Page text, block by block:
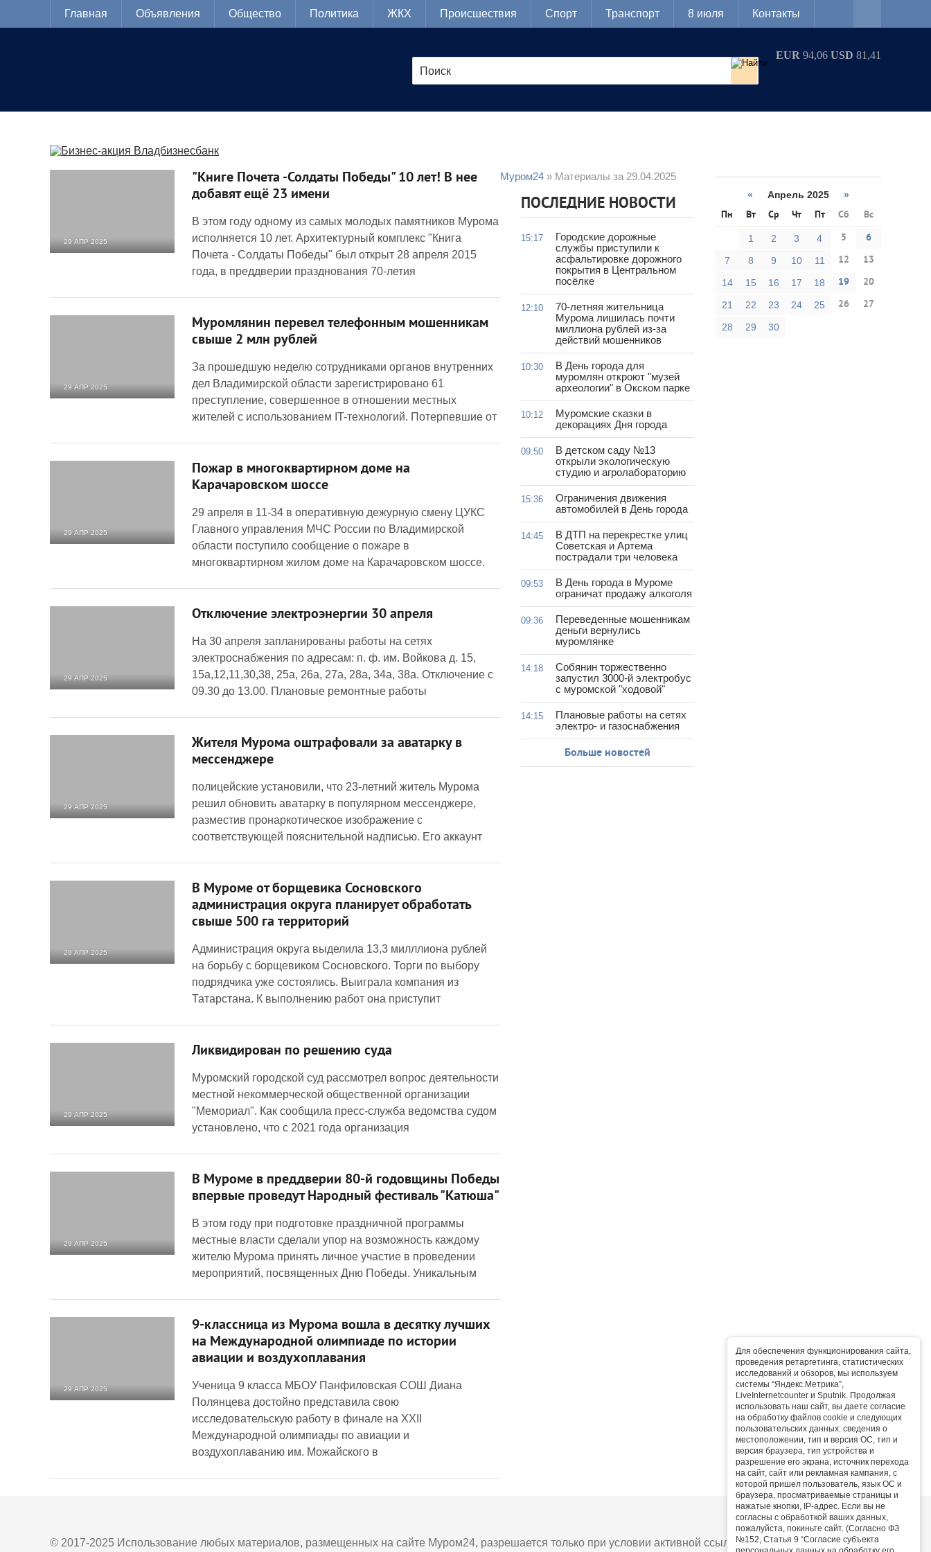
Для обеспечения функционирования сайта,
проведения ретаргетинга, статистических
исследований и обзоров, мы используем
системы “Яндекс.Метрика”,
LiveInternetcounter и Sputnik. Продолжая
использовать наш сайт, вы даете согласие
на обработку файлов cookie и следующих
пользовательских данных: сведения о
местоположении, тип и версия ОС, тип и
версия браузера, тип устройства и
разрешение его экрана, источник перехода
на сайт, сайт или рекламная кампания, с
которой пришел пользователь, язык ОС и
браузера, просматриваемые страницы и
нажатые кнопки, IP-адрес. Если вы не
согласны с обработкой ваших данных,
пожалуйста, покиньте сайт. (Согласно ФЗ
№152, Статья 9 “Согласие субъекта
Главная Объявления Общество Политика ЖКХ Происшествия Спорт Транспорт 8 июля Контакты
EUR 94,06 USD 81,41
Муром24 » Материалы за 29.04.2025
29 АПР 2025
"Книге Почета -Солдаты Победы" 10 лет! В нее
добавят ещё 23 имени
В этом году одному из самых молодых памятников Мурома
исполняется 10 лет. Архитектурный комплекс "Книга
Почета - Солдаты Победы" был открыт 28 апреля 2015
года, в преддверии празднования 70-летия
29 АПР 2025
Муромлянин перевел телефонным мошенникам
свыше 2 млн рублей
За прошедшую неделю сотрудниками органов внутренних
дел Владимирской области зарегистрировано 61
преступление, совершенное в отношении местных
жителей с использованием IT-технологий. Потерпевшие от
29 АПР 2025
Пожар в многоквартирном доме на
Карачаровском шоссе
29 апреля в 11-34 в оперативную дежурную смену ЦУКС
Главного управления МЧС России по Владимирской
области поступило сообщение о пожаре в
многоквартирном жилом доме на Карачаровском шоссе.
29 АПР 2025
Отключение электроэнергии 30 апреля
На 30 апреля запланированы работы на сетях
электроснабжения по адресам: п. ф. им. Войкова д. 15,
15а,12,11,30,38, 25а, 26а, 27а, 28а, 34а, 38а. Отключение с
09.30 до 13.00. Плановые ремонтные работы
29 АПР 2025
Жителя Мурома оштрафовали за аватарку в
мессенджере
полицейские установили, что 23-летний житель Мурома
решил обновить аватарку в популярном мессенджере,
разместив пронаркотическое изображение с
соответствующей пояснительной надписью. Его аккаунт
29 АПР 2025
В Муроме от борщевика Сосновского
администрация округа планирует обработать
свыше 500 га территорий
Администрация округа выделила 13,3 милллиона рублей
на борьбу с борщевиком Сосновского. Торги по выбору
подрядчика уже состоялись. Выиграла компания из
Татарстана. К выполнению работ она приступит
29 АПР 2025
Ликвидирован по решению суда
Муромский городской суд рассмотрел вопрос деятельности
местной некоммерческой общественной организации
"Мемориал". Как сообщила пресс-служба ведомства судом
установлено, что с 2021 года организация
29 АПР 2025
В Муроме в преддверии 80-й годовщины Победы
впервые проведут Народный фестиваль "Катюша"
В этом году при подготовке праздничной программы
местные власти сделали упор на возможность каждому
жителю Мурома принять личное участие в проведении
мероприятий, посвященных Дню Победы. Уникальным
29 АПР 2025
9-классница из Мурома вошла в десятку лучших
на Международной олимпиаде по истории
авиации и воздухоплавания
Ученица 9 класса МБОУ Панфиловская СОШ Диана
Полянцева достойно представила свою
исследовательскую работу в финале на XXII
Международной олимпиады по авиации и
воздухоплаванию им. Можайского в
ПОСЛЕДНИЕ НОВОСТИ
15:17
Городские дорожные
службы приступили к
асфальтировке дорожного
покрытия в Центральном
посёлке
12:10
70-летняя жительница
Мурома лишилась почти
миллиона рублей из-за
действий мошенников
10:30
В День города для
муромлян откроют "музей
археологии" в Окском парке
10:12
Муромские сказки в
декорациях Дня города
09:50
В детском саду №13
открыли экологическую
студию и агролабораторию
15:36
Ограничения движения
автомобилей в День города
14:45
В ДТП на перекрестке улиц
Советская и Артема
пострадали три человека
09:53
В День города в Муроме
ограничат продажу алкоголя
09:36
Переведенные мошенникам
деньги вернулись
муромлянке
14:18
Собянин торжественно
запустил 3000-й электробус
с муромской "ходовой"
14:15
Плановые работы на сетях
электро- и газоснабжения
Больше новостей
« Апрель 2025 »
Пн Вт Ср Чт Пт Сб Вс
1 2 3 4 5 6
7 8 9 10 11 12 13
14 15 16 17 18 19 20
21 22 23 24 25 26 27
28 29 30
© 2017-2025 Использование любых материалов, размещенных на сайте Муром24, разрешается только при условии активной ссылки на сайт.